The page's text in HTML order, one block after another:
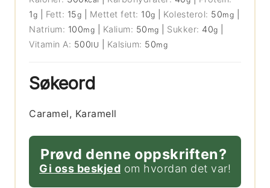
1g Fett: 15g Mettet fett: 10g Kolesterol: 50mg
Natrium: 100mg Kalium: 50 mg Sukker: 40g
Vitamin A: 500IU Kalsium: 50mg
Søkeord
Caramel, Karamell
Prøvd denne oppskriften?
Gi oss beskjed om hvordan det var!